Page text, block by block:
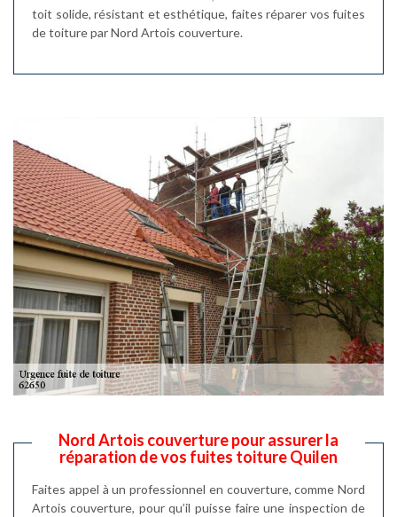
toit solide, résistant et esthétique, faites réparer vos fuites
de toiture par Nord Artois couverture.
Nord Artois couverture pour assurer la
réparation de vos fuites toiture Quilen
Faites appel à un professionnel en couverture, comme Nord
Artois couverture, pour qu’il puisse faire une inspection de